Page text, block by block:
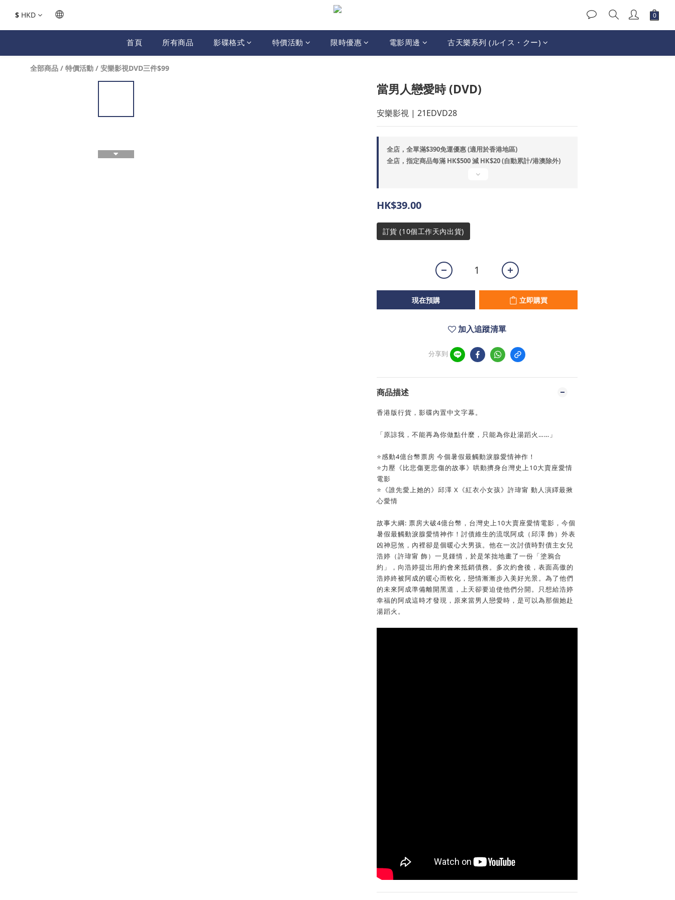
$ HKD
首頁 所有商品 影碟格式 特價活動 限時優惠 電影周邊 古天樂系列 (ルイス・クー)
全部商品 / 特價活動 / 安樂影視DVD三件$99
當男人戀愛時 (DVD)
安樂影視 | 21EDVD28
全店，全單滿$390免運優惠 (適用於香港地區)
全店，指定商品每滿 HK$500 減 HK$20 (自動累計/港澳除外)
HK$39.00
訂貨 (10個工作天內出貨)
現在預購 立即購買
加入追蹤清單
分享到
商品描述
香港版行貨，影碟內置中文字幕。
「原諒我，不能再為你做點什麼，只能為你赴湯蹈火……」
⭐感動4億台幣票房 今個暑假最觸動淚腺愛情神作！
⭐力壓《比悲傷更悲傷的故事》哄動擠身台灣史上10大賣座愛情
電影
⭐《誰先愛上她的》邱澤 X《紅衣小女孩》許瑋甯 動人演繹最揪
心愛情
故事大綱: 票房大破4億台幣，台灣史上10大賣座愛情電影，今個
暑假最觸動淚腺愛情神作！討債維生的流氓阿成（邱澤 飾）外表
凶神惡煞，內裡卻是個暖心大男孩。他在一次討債時對債主女兒
浩婷（許瑋甯 飾）一見鍾情，於是笨拙地畫了一份「塗鴉合
約」，向浩婷提出用約會來抵銷債務。多次約會後，表面高傲的
浩婷終被阿成的暖心而軟化，戀情漸漸步入美好光景。為了他們
的未來阿成準備離開黑道，上天卻要迫使他們分開。只想給浩婷
幸福的阿成這時才發現，原來當男人戀愛時，是可以為那個她赴
湯蹈火。